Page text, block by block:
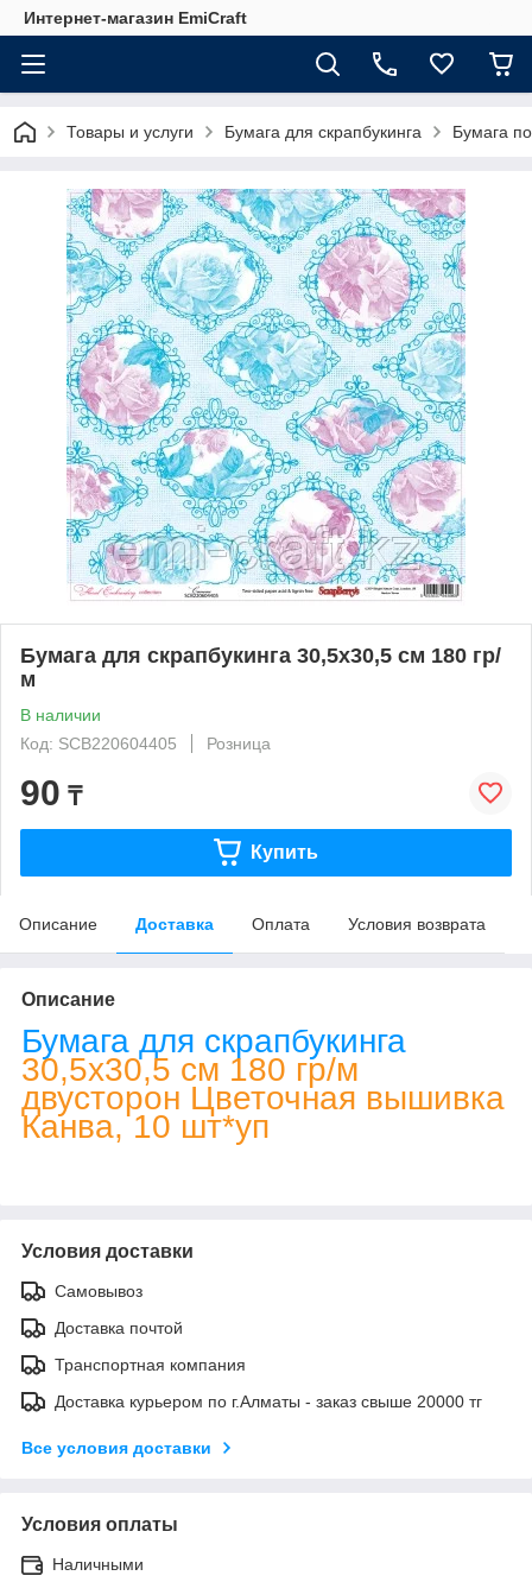
Интернет-магазин EmiCraft
Товары и услуги Бумага для скрапбукинга Бумага
Бумага для скрапбукинга 30,5х30,5 см 180 гр/
м
В наличии
Код: SCB220604405
Розница
90 ₸
Купить
Описание Доставка Оплата Условия возврата
Описание
Бумага для скрапбукинга
30,5х30,5 см 180 гр/м
двусторон Цветочная вышивка
Канва, 10 шт*уп
Условия доставки
Самовывоз
Доставка почтой
Транспортная компания
Доставка курьером по г.Алматы - заказ свыше 20000 тг
Все условия доставки
Условия оплаты
Наличными